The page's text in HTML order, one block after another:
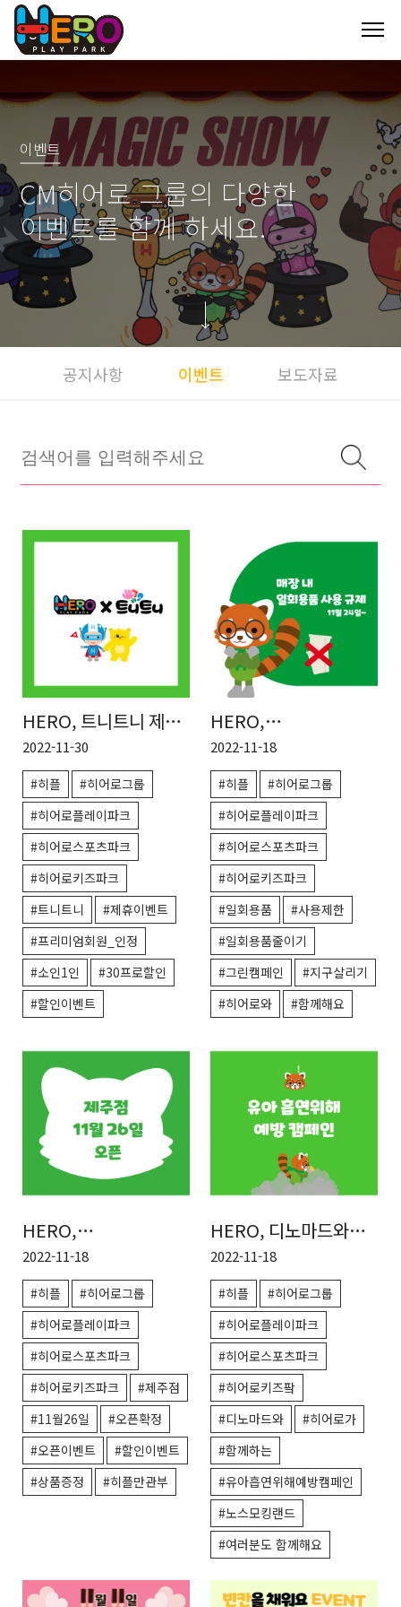
이벤트
CM히어로 그룹의 다양한
이벤트를 함께 하세요.
공지사항 이벤트 보도자료
HERO, 트니트니 제휴
할인 이벤트
2022-11-30
#히플
#히어로그룹
#히어로플레이파크
#히어로스포츠파크
#히어로키즈파크
#트니트니
#제휴이벤트
#프리미엄회원_인정
#소인1인
#30프로할인
#할인이벤트
HERO,
히어로플레이파크
일회용품 사용 제한
안내
2022-11-18
#히플
#히어로그룹
#히어로플레이파크
#히어로스포츠파크
#히어로키즈파크
#일회용품
#사용제한
#일회용품줄이기
#그린캠페인
#지구살리기
#히어로와
#함께해요
HERO,
히어로플레이파크
제주점 11월 26일
오픈!
2022-11-18
#히플
#히어로그룹
#히어로플레이파크
#히어로스포츠파크
#히어로키즈파크
#제주점
#11월26일
#오픈확정
#오픈이벤트
#할인이벤트
#상품증정
#히플만관부
HERO, 디노마드와
함께하는 유아
흡연위해 예방 캠페인
2022-11-18
#히플
#히어로그룹
#히어로플레이파크
#히어로스포츠파크
#히어로키즈팤
#디노마드와
#히어로가
#함께하는
#유아흡연위해예방캠페인
#노스모킹랜드
#여러분도 함께해요